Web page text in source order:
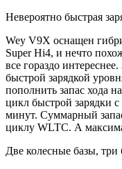
Невероятно быстрая
Wey V9X оснащен
Super Hi4, и нечто
все гораздо
быстрой зарядкой
пополнить запас хода
цикл быстрой зарядки
минут. Суммарный
циклу WLTC. А
Две колесные базы, три